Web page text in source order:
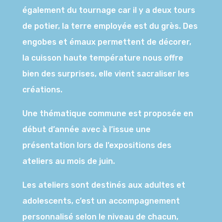
également du tournage car il y a deux tours
de potier, la terre employée est du grès. Des
engobes et émaux permettent de décorer,
la cuisson haute température nous offre
bien des surprises, elle vient sacraliser les
créations.
Une thématique commune est proposée en
début d’année avec à l’issue une
présentation lors de l’expositions des
ateliers au mois de juin.
Les ateliers sont destinés aux adultes et
adolescents, c’est un accompagnement
personnalisé selon le niveau de chacun,